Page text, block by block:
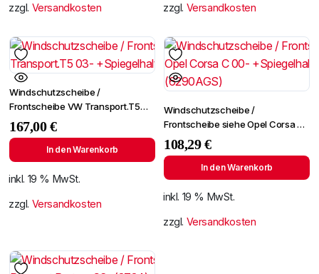
zzgl. Versandkosten zzgl. Versandkosten
Windschutzscheibe /
Frontscheibe VW Transport.T5
03- +Spiegelhalter
167,00€
In den Warenkorb
inkl. 19 % MwSt.
zzgl. Versandkosten
Windschutzscheibe /
Frontscheibe siehe Opel Corsa C
00- +Spiegelhalter (6290AGS)
108,29€
In den Warenkorb
inkl. 19 % MwSt.
zzgl. Versandkosten